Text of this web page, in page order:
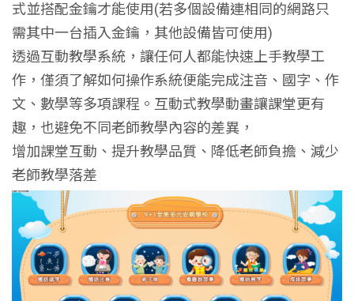
式並搭配金鑰才能使用(若多個設備連相同的網路只
需其中一台插入金鑰，其他設備皆可使用)
透過互動教學系統，讓任何人都能快速上手教學工
作，僅須了解如何操作系統便能完成注音、國字、作
文、數學等多項課程。互動式教學動畫讓課堂更有
趣，也避免不同老師教學內容的差異，
增加課堂互動、提升教學品質、降低老師負擔、減少
老師教學落差